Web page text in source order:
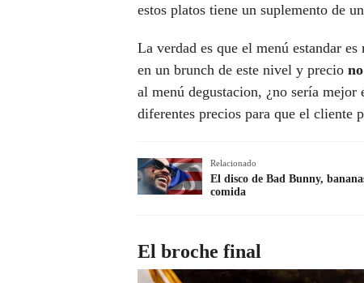
estos platos tiene un suplemento de
La verdad es que el menú estandar
en un brunch de este nivel y precio
al menú degustacion, ¿no sería
diferentes precios para que el cliente
Relacionado
El disco de Bad Bunny,
comida
El broche final